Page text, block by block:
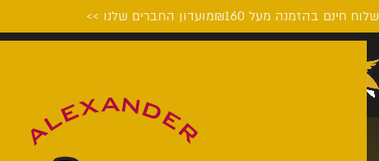
חינם בהזמנה מעל ₪160 מועדון החברים שלנו >>